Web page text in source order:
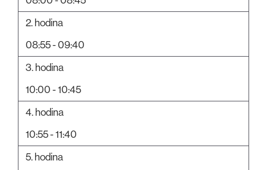
2. hodina
08:55 - 09:40
3. hodina
10:00 - 10:45
4. hodina
10:55 - 11:40
5. hodina